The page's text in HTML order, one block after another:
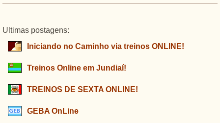
Ultimas postagens:
Iniciando no Caminho via treinos ONLINE!
Treinos Online em Jundiaí!
TREINOS DE SEXTA ONLINE!
GEBA OnLine